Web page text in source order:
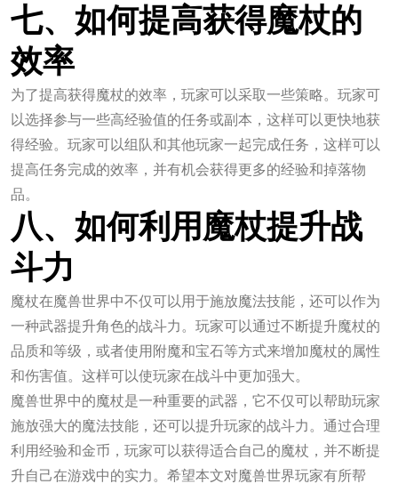
七、如何提高获得魔杖的
效率
为了提高获得魔杖的效率，玩家可以采取一些策略。玩家可
以选择参与一些高经验值的任务或副本，这样可以更快地获
得经验。玩家可以组队和其他玩家一起完成任务，这样可以
提高任务完成的效率，并有机会获得更多的经验和掉落物
品。
八、如何利用魔杖提升战
斗力
魔杖在魔兽世界中不仅可以用于施放魔法技能，还可以作为
一种武器提升角色的战斗力。玩家可以通过不断提升魔杖的
品质和等级，或者使用附魔和宝石等方式来增加魔杖的属性
和伤害值。这样可以使玩家在战斗中更加强大。
魔兽世界中的魔杖是一种重要的武器，它不仅可以帮助玩家
施放强大的魔法技能，还可以提升玩家的战斗力。通过合理
利用经验和金币，玩家可以获得适合自己的魔杖，并不断提
升自己在游戏中的实力。希望本文对魔兽世界玩家有所帮